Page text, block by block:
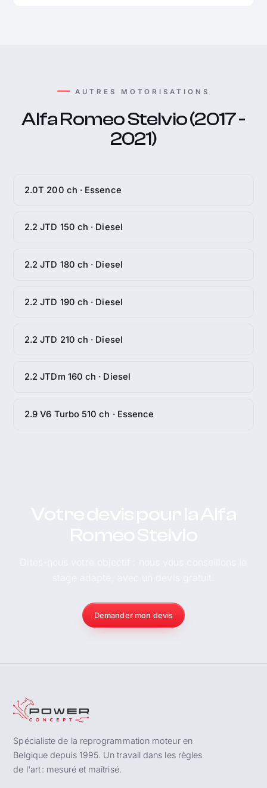
AUTRES MOTORISATIONS
Alfa Romeo Stelvio (2017 -
2021)
2.0T 200 ch · Essence
2.2 JTD 150 ch · Diesel
2.2 JTD 180 ch · Diesel
2.2 JTD 190 ch · Diesel
2.2 JTD 210 ch · Diesel
2.2 JTDm 160 ch · Diesel
2.9 V6 Turbo 510 ch · Essence
Demander mon devis
Spécialiste de la reprogrammation moteur en
Belgique depuis 1995. Un travail dans les règles
de l'art : mesuré et maîtrisé.